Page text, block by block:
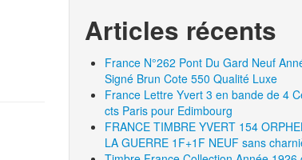
Articles récents
France N°262 Pont Du Gard Neuf
Signé Brun Cote 550 Qualité Luxe
France Lettre Yvert 3 en bande de 4
cts Paris pour Edimbourg
FRANCE TIMBRE YVERT 154
LA GUERRE 1F+1F NEUF sans